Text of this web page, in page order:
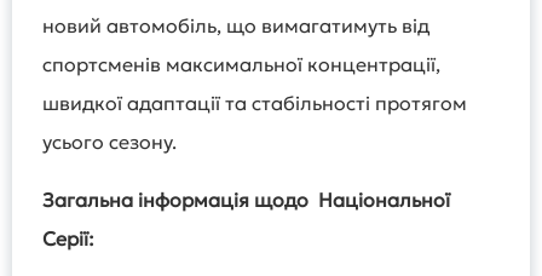
новий автомобіль, що вимагатимуть від
спортсменів максимальної концентрації,
швидкої адаптації та стабільності протягом
усього сезону.
Загальна інформація щодо Національної
Серії: